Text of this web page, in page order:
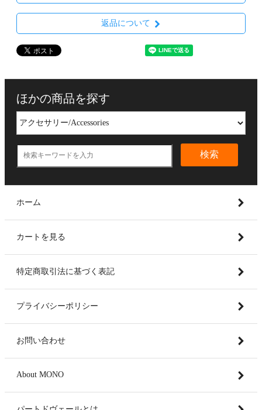
返品について
ほかの商品を探す
検索
ホーム
カートを見る
特定商取引法に基づく表記
プライバシーポリシー
お問い合わせ
About MONO